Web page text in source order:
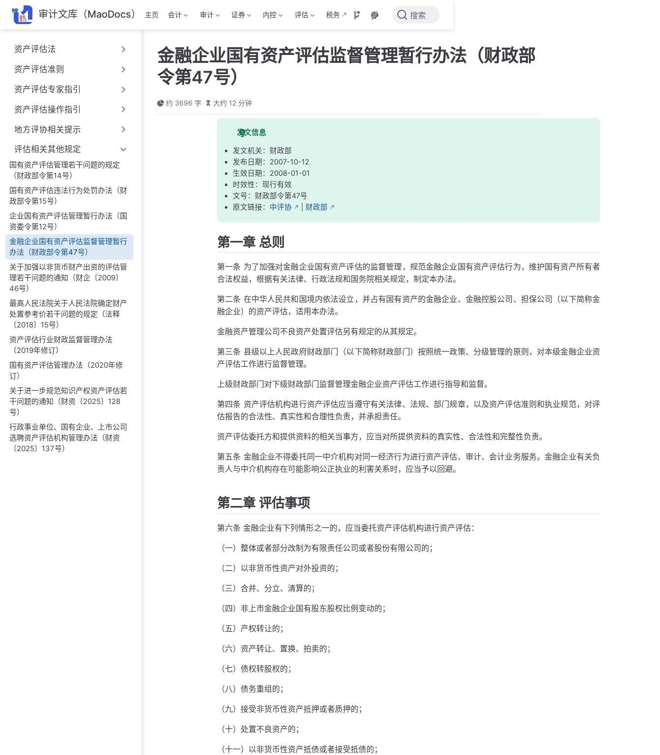
跳
至
主
內
容
审计文库（MaoDocs） 主页 会计 审计 证券 内控 评估 税务 搜索
资产评估法
资产评估准则
资产评估专家指引
资产评估操作指引
地方评协相关提示
评估相关其他规定
国有资产评估管理若干问题的规定
（财政部令第14号）
国有资产评估违法行为处罚办法（财
政部令第15号）
企业国有资产评估管理暂行办法（国
资委令第12号）
金融企业国有资产评估监督管理暂行
办法（财政部令第47号）
关于加强以非货币财产出资的评估管
理若干问题的通知（财企〔2009〕
46号）
最高人民法院关于人民法院确定财产
处置参考价若干问题的规定（法释
〔2018〕15号）
资产评估行业财政监督管理办法
（2019年修订）
国有资产评估管理办法（2020年修
订）
关于进一步规范知识产权资产评估若
干问题的通知（财资〔2025〕128
号）
行政事业单位、国有企业、上市公司
选聘资产评估机构管理办法（财资
〔2025〕137号）
金融企业国有资产评估监督管理暂行办法（财政部
令第47号）
约 3696 字 大约 12 分钟
发文信息
发文机关：财政部
发布日期：2007-10-12
生效日期：2008-01-01
时效性：现行有效
文号：财政部令第47号
原文链接： 中评协 财政部
第一章 总则
第一条 为了加强对金融企业国有资产评估的监督管理，规范金融企业国有资产评估行为，维护国有资产所有者
合法权益，根据有关法律、行政法规和国务院相关规定，制定本办法。
第二条 在中华人民共和国境内依法设立，并占有国有资产的金融企业、金融控股公司、担保公司（以下简称金
融企业）的资产评估，适用本办法。
金融资产管理公司不良资产处置评估另有规定的从其规定。
第三条 县级以上人民政府财政部门（以下简称财政部门）按照统一政策、分级管理的原则，对本级金融企业资
产评估工作进行监督管理。
上级财政部门对下级财政部门监督管理金融企业资产评估工作进行指导和监督。
第四条 资产评估机构进行资产评估应当遵守有关法律、法规、部门规章，以及资产评估准则和执业规范，对评
估报告的合法性、真实性和合理性负责，并承担责任。
资产评估委托方和提供资料的相关当事方，应当对所提供资料的真实性、合法性和完整性负责。
第五条 金融企业不得委托同一中介机构对同一经济行为进行资产评估、审计、会计业务服务。金融企业有关负
责人与中介机构存在可能影响公正执业的利害关系时，应当予以回避。
第二章 评估事项
第六条 金融企业有下列情形之一的，应当委托资产评估机构进行资产评估：
（一）整体或者部分改制为有限责任公司或者股份有限公司的；
（二）以非货币性资产对外投资的；
（三）合并、分立、清算的；
（四）非上市金融企业国有股东股权比例变动的；
（五）产权转让的；
（六）资产转让、置换、拍卖的；
（七）债权转股权的；
（八）债务重组的；
（九）接受非货币性资产抵押或者质押的；
（十）处置不良资产的；
（十一）以非货币性资产抵债或者接受抵债的；